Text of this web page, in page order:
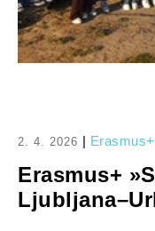
2. 4. 2026 | Erasmus+
Erasmus+